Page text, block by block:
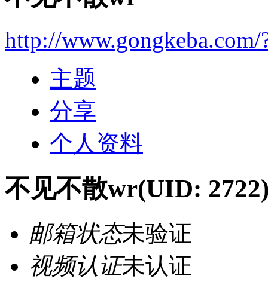
http://www.gongkeba.com/
主题
分享
个人资料
不见不散wr(UID:
邮箱状态未验证
视频认证未认证